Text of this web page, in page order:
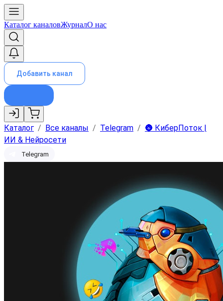
Каталог каналовЖурналО нас
Добавить канал
Каталог / Все каналы / Telegram / 🌚 КиберПоток |
ИИ & Нейросети
Telegram